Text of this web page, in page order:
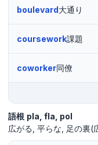
boulevard大通り
coursework課題
coworker同僚
語根 pla fla pol
広がる 平らな 足の裏(